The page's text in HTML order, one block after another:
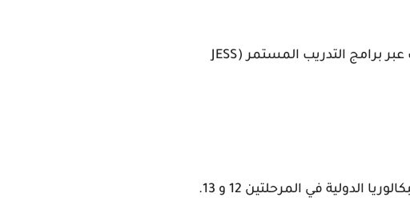
توفر المدرسة فرصًا لتطوير مهاراتك عبر برامج التدريب المستمر (JESS
الدولية في المرحلتين 12 و 13.